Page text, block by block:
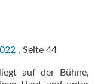
, Seite 44
auf der Bühne,